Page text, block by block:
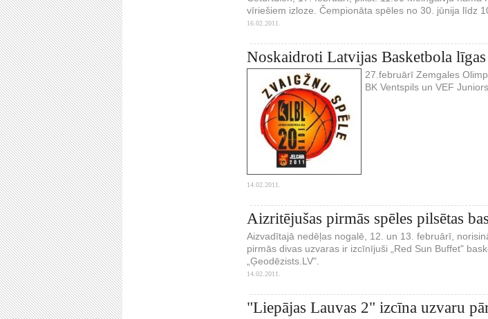
vīriešiem izloze. Čempionāta spēles no 30. jūnija līdz
16.02.2011.
Noskaidroti Latvijas Basketbola
27.februārī Zemgales
BK Ventspils un VEF
14.02.2011.
Aizritējušas pirmās spēles pilsētas
Aizvadītajā nedēļas nogalē, 12. un 13. februārī,
pirmās divas uzvaras ir izcīnījuši „Red Sun Buffet"
„Ģeodēzists.LV".
14.02.2011.
"Liepājas Lauvas 2" izcīna uzvaru